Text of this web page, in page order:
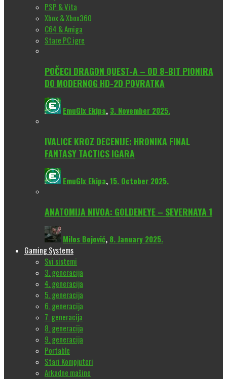
PSP & Vita
Xbox & Xbox360
C64 & Amiga
Stare PC igre
POČECI DRAGON QUEST-A – OD 8-BIT PIONIRA
DO MODERNOG HD-2D POVRATKA
EmuGlx Ekipa, 3. November 2025.
IVALICE KROZ DECENIJE: HRONIKA FINAL
FANTASY TACTICS IGARA
EmuGlx Ekipa,15. October 2025.
ANATOMIJA NIVOA: GOLDENEYE – SEVERNAYA 1
Milos Bojović, 8. January 2025.
Gaming Systems
Svi sistemi
3. generacija
4. generacija
5. generacija
6. generacija
7. generacija
8. generacija
9. generacija
Portable
Stari Kompjuteri
Arkadne mašine